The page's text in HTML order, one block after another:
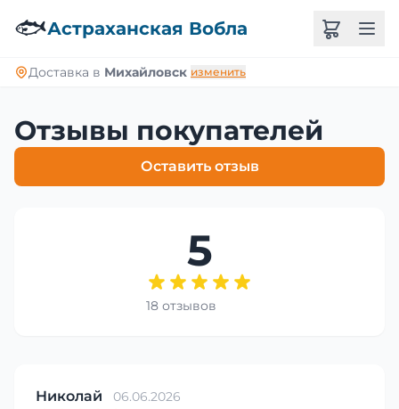
🐟Астраханская Вобла
Доставка в Михайловск изменить
Отзывы покупателей
Оставить отзыв
5
18 отзывов
Николай 06.06.2026